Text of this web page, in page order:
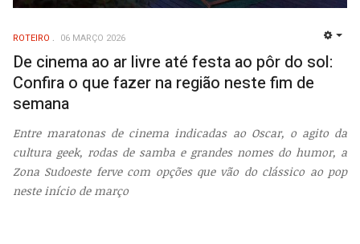
ROTEIRO 06 MARÇO 2026
De cinema ao ar livre até festa ao pôr do sol:
Confira o que fazer na região neste fim de
semana
Entre maratonas de cinema indicadas ao Oscar, o agito da
cultura geek, rodas de samba e grandes nomes do humor, a
Zona Sudoeste ferve com opções que vão do clássico ao pop
neste início de março